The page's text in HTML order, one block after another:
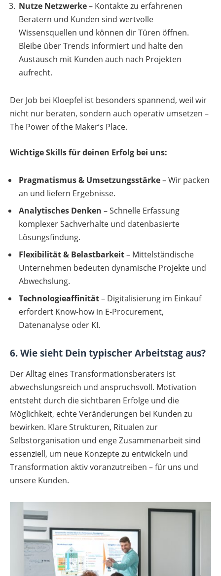
Nutze Netzwerke– Kontakte zu erfahrenen
Beratern und Kunden sind wertvolle
Wissensquellen und können dir Türen öffnen.
Bleibe über Trends informiert und halte den
Austausch mit Kunden auch nach Projekten
aufrecht.
Der Job bei Kloepfel ist besonders spannend, weil wir
nicht nur beraten, sondern auch operativ umsetzen –
The Power of the Maker’s Place.
Wichtige Skills für deinen Erfolg bei uns:
Pragmatismus & Umsetzungsstärke– Wir packen
an und liefern Ergebnisse.
Analytisches Denken – Schnelle Erfassung
komplexer Sachverhalte und datenbasierte
Lösungsfindung.
Flexibilität & Belastbarkeit– Mittelständische
Unternehmen bedeuten dynamische Projekte und
Abwechslung.
Technologieaffinität– Digitalisierung im Einkauf
erfordert Know-how in E-Procurement,
Datenanalyse oder KI.
6. Wie sieht Dein typischer Arbeitstag aus?
Der Alltag eines Transformationsberaters ist
abwechslungsreich und anspruchsvoll. Motivation
entsteht durch die sichtbaren Erfolge und die
Möglichkeit, echte Veränderungen bei Kunden zu
bewirken. Klare Strukturen, Ritualen zur
Selbstorganisation und enge Zusammenarbeit sind
essenziell, um neue Konzepte zu entwickeln und
Transformation aktiv voranzutreiben – für uns und
unsere Kunden.